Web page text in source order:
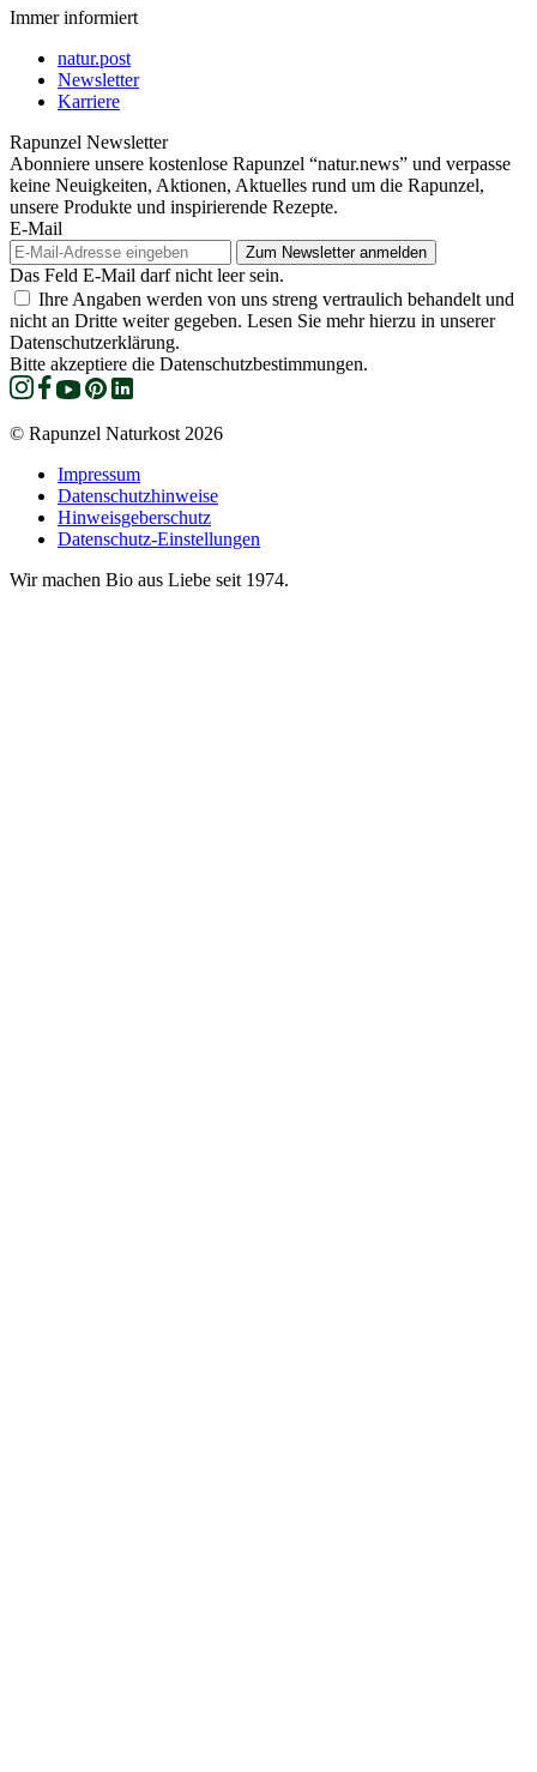
Immer informiert
natur.post
Newsletter
Karriere
Rapunzel Newsletter
Abonniere unsere kostenlose Rapunzel “natur.news” und verpasse
keine Neuigkeiten, Aktionen, Aktuelles rund um die Rapunzel,
unsere Produkte und inspirierende Rezepte.
E-Mail
Das Feld E-Mail darf nicht leer sein.
Ihre Angaben werden von uns streng vertraulich behandelt und
nicht an Dritte weiter gegeben. Lesen Sie mehr hierzu in unserer
Datenschutzerklärung.
Bitte akzeptiere die Datenschutzbestimmungen.
© Rapunzel Naturkost 2026
Impressum
Datenschutzhinweise
Hinweisgeberschutz
Datenschutz-Einstellungen
Wir machen Bio aus Liebe seit 1974.